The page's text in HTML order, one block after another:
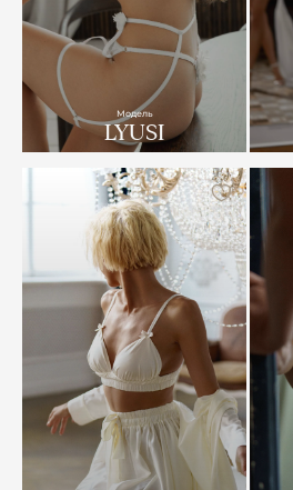
Модель
LYUSI